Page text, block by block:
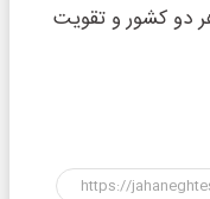
دو کشور و تقویت